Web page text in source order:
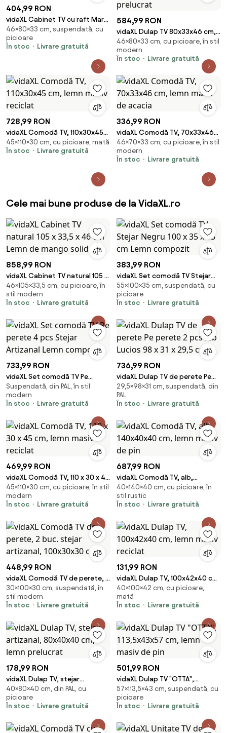
404,99 RON
vidaXL Cabinet TV cu raft Maro
80 x 33 x 46 cm Lemn de mango
solid
46×80×33 cm, suspendată, cu
picioare
În stoc
Livrare gratuită
584,99 RON
vidaXL Dulap TV 80x33x46 cm,
lemn masiv de mango și lemn
prelucrat
46×80×33 cm, cu picioare, în stil
modern
În stoc
Livrare gratuită
728,99 RON
vidaXL Comodă TV, 110x30x45
cm, lemn masiv reciclat
45×110×30 cm, cu picioare, mată
În stoc
Livrare gratuită
336,99 RON
vidaXL Comodă TV, 70x33x46
cm, lemn masiv de acacia
46×70×33 cm, cu picioare, în stil
modern
În stoc
Livrare gratuită
Cele mai bune produse de la VidaXL.ro
858,99 RON
vidaXL Cabinet TV natural 105 x
33,5 x 46 cm Lemn de mango
solid
46×105×33,5 cm, cu picioare, în
stil modern
În stoc
Livrare gratuită
383,99 RON
vidaXL Set comodă TV Stejar
Negru 100 x 35 x 55 cm Lemn
compozit
55×100×35 cm, suspendată, cu
picioare
În stoc
Livrare gratuită
733,99 RON
vidaXL Set comodă TV Pe
perete 4 pcs Stejar Artizanal
Lemn compozit
Suspendată, din PAL, în stil
modern
În stoc
Livrare gratuită
736,99 RON
vidaXL Dulap TV de perete Pe
perete 2 pcs Alb Lucios 98 x 31 x
29,5 cm
29,5×98×31 cm, suspendată, din
PAL
În stoc
Livrare gratuită
469,99 RON
vidaXL Comodă TV, 110 x 30 x 45
cm, lemn masiv reciclat
45×110×30 cm, cu picioare, în stil
modern
În stoc
Livrare gratuită
687,99 RON
vidaXL Comodă TV, alb,
140x40x40 cm, lemn masiv de
pin
40×140×40 cm, cu picioare, în
stil rustic
În stoc
Livrare gratuită
448,99 RON
vidaXL Comodă TV de perete, 2
buc. stejar artizanal,
100x30x30 cm
30×100×30 cm, suspendată, în
stil modern
În stoc
Livrare gratuită
131,99 RON
vidaXL Dulap TV, 100x42x40 cm,
lemn masiv reciclat
40×100×42 cm, cu picioare,
mată
În stoc
Livrare gratuită
178,99 RON
vidaXL Dulap TV, stejar
artizanal, 80x40x40 cm, lemn
prelucrat
40×80×40 cm, din PAL, cu
picioare
În stoc
Livrare gratuită
501,99 RON
vidaXL Dulap TV "OTTA",
113,5x43x57 cm, lemn masiv de
pin
57×113,5×43 cm, suspendată, cu
picioare
În stoc
Livrare gratuită